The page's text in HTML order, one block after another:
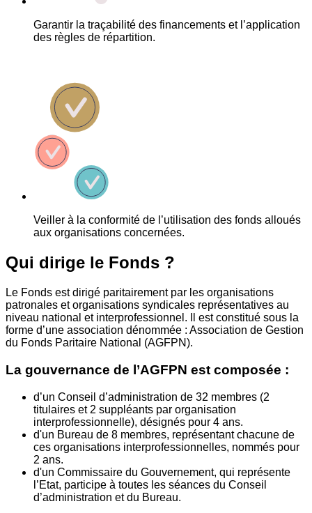
Garantir la traçabilité des financements et l’application
des règles de répartition.
Veiller à la conformité de l’utilisation des fonds alloués
aux organisations concernées.
Qui dirige le Fonds ?
Le Fonds est dirigé paritairement par les organisations
patronales et organisations syndicales représentatives au
niveau national et interprofessionnel. Il est constitué sous la
forme d’une association dénommée : Association de Gestion
du Fonds Paritaire National (AGFPN).
La gouvernance de l’AGFPN est composée :
d’un Conseil d’administration de 32 membres (2
titulaires et 2 suppléants par organisation
interprofessionnelle), désignés pour 4 ans.
d'un Bureau de 8 membres, représentant chacune de
ces organisations interprofessionnelles, nommés pour
2 ans.
d'un Commissaire du Gouvernement, qui représente
l’Etat, participe à toutes les séances du Conseil
d’administration et du Bureau.